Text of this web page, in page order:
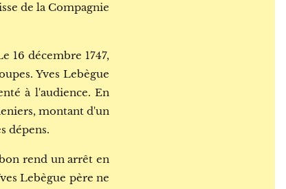
de la Compagnie
16 décembre 1747,
Yves Lebègue
à l'audience. En
montant d'un
dépens.
rend un arrêt en
Lebègue père ne